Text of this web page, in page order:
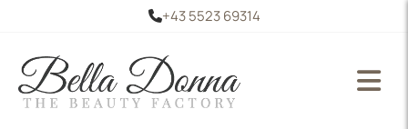
+43 5523 69314